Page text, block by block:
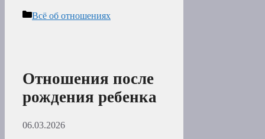
Рубрики
Всё об отношениях
Отношения после
рождения ребенка
06.03.2026